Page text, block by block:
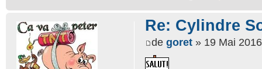
Re: Cylindre
de goret » 19 Mai